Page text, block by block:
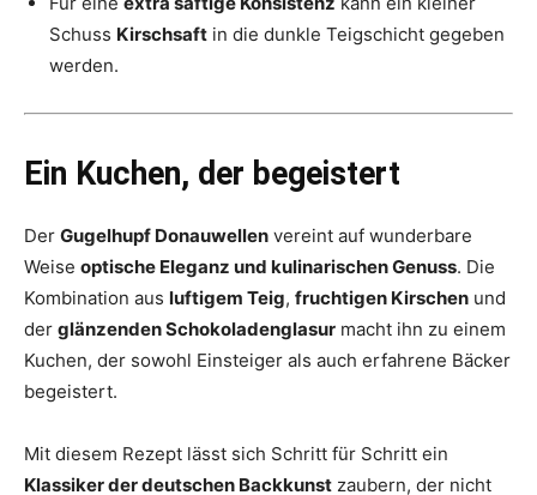
Schuss Kirschsaft in die dunkle Teigschicht gegeben
werden.
Ein Kuchen, der begeistert
Der Gugelhupf Donauwellen vereint auf wunderbare
Weise optische Eleganz und kulinarischen Genuss. Die
Kombination aus luftigem Teig, fruchtigen Kirschen und
der glänzenden Schokoladenglasur macht ihn zu einem
Kuchen, der sowohl Einsteiger als auch erfahrene Bäcker
begeistert.
Mit diesem Rezept lässt sich Schritt für Schritt ein
Klassiker der deutschen Backkunst zaubern, der nicht